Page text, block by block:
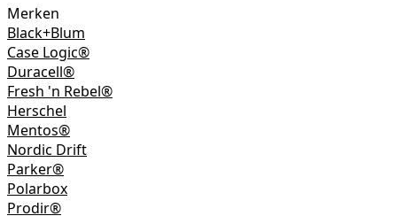
Merken
Black+Blum
Case Logic®
Duracell®
Fresh 'n Rebel®
Herschel
Mentos®
Nordic Drift
Parker®
Polarbox
Prodir®